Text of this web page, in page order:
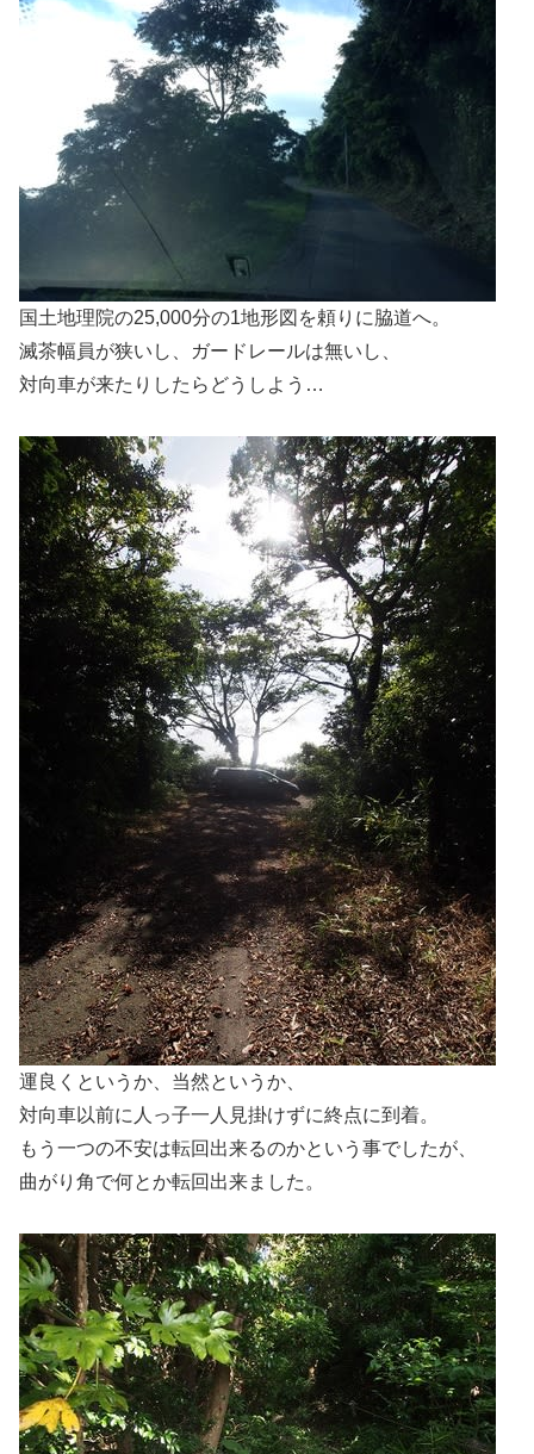
国土地理院の25,000分の1地形図を頼りに脇道へ。
滅茶幅員が狭いし、ガードレールは無いし、
対向車が来たりしたらどうしよう…
運良くというか、当然というか、
対向車以前に人っ子一人見掛けずに終点に到着。
もう一つの不安は転回出来るのかという事でしたが、
曲がり角で何とか転回出来ました。